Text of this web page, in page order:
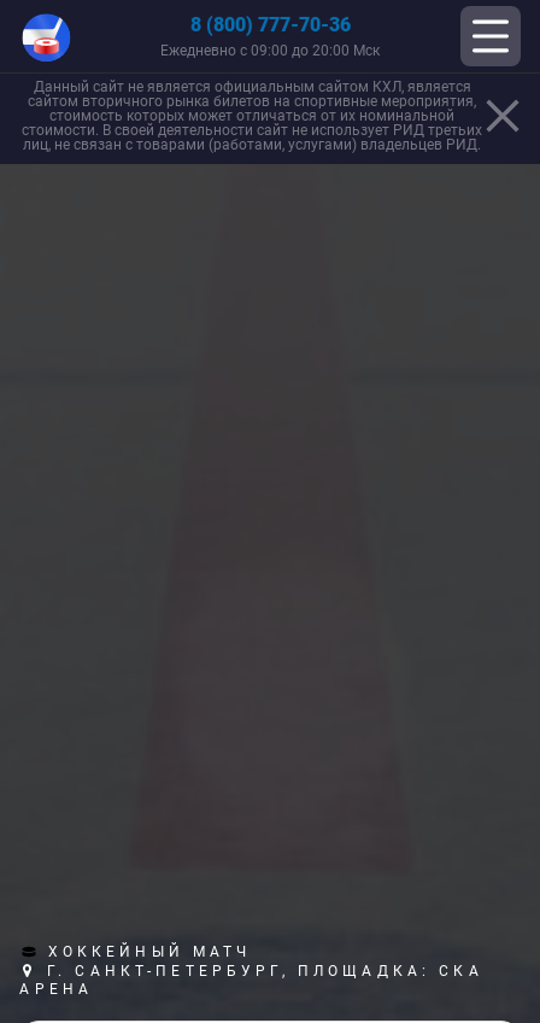
8 (800) 777-70-36
Ежедневно с 09:00 до 20:00 Мск
Данный сайт не является официальным сайтом КХЛ, является
сайтом вторичного рынка билетов на спортивные мероприятия,
стоимость которых может отличаться от их номинальной
стоимости. В своей деятельности сайт не использует РИД третьих
лиц, не связан с товарами (работами, услугами) владельцев РИД.
ХОККЕЙНЫЙ МАТЧ
Г. САНКТ-ПЕТЕРБУРГ, ПЛОЩАДКА: СКА
АРЕНА